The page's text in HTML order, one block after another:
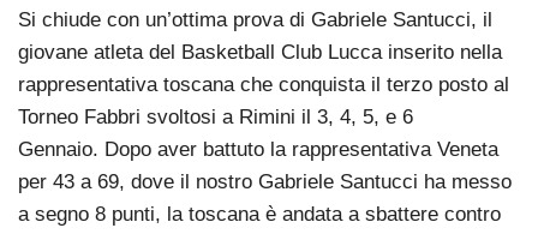
Si chiude con un’ottima prova di Gabriele Santucci, il
giovane atleta del Basketball Club Lucca inserito nella
rappresentativa toscana che conquista il terzo posto al
Torneo Fabbri svoltosi a Rimini il 3, 4, 5, e 6
Gennaio. Dopo aver battuto la rappresentativa Veneta
per 43 a 69, dove il nostro Gabriele Santucci ha messo
a segno 8 punti, la toscana è andata a sbattere contro